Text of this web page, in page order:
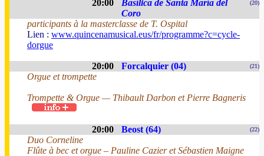
20:00
Basílica de Santa María del
Coro
(20)
participants à la masterclasse de T. Ospital
Lien : www.quincenamusical.eus/fr/programme?c=cycle-
dorgue
20:00 Forcalquier (04) (21)
Orgue et trompette
Trompette & Orgue — Thibault Darbon et Pierre Bagneris
20:00 Beost (64) (22)
Duo Corneline
Flûte à bec et orgue – Pauline Cazier et Sébastien Maigne